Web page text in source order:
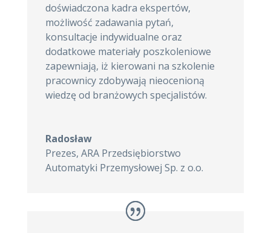
doświadczona kadra ekspertów,
możliwość zadawania pytań,
konsultacje indywidualne oraz
dodatkowe materiały poszkoleniowe
zapewniają, iż kierowani na szkolenie
pracownicy zdobywają nieocenioną
wiedzę od branżowych specjalistów.
Radosław
Prezes, ARA Przedsiębiorstwo
Automatyki Przemysłowej Sp. z o.o.